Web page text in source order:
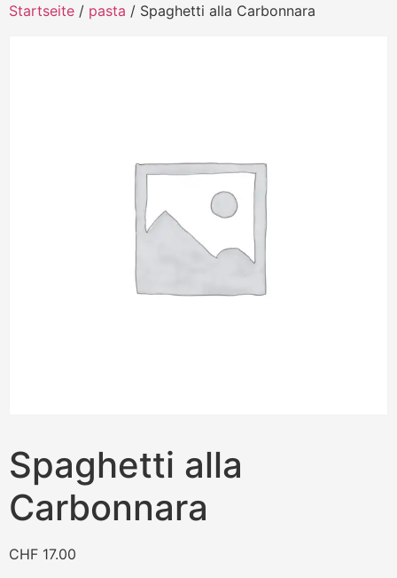
Startseite / pasta / Spaghetti alla Carbonnara
Spaghetti alla
Carbonnara
CHF 17.00